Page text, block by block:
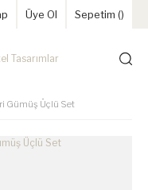
Üye Ol Sepetim ()
Gümüş Üçlü Set